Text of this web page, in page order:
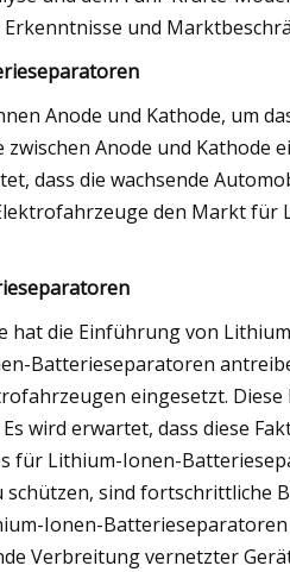
und
Anode und Kathode, um
zwischen Anode und
dass die wachsende
den Markt
hat die Einführung von
Batterieseparatoren
eingesetzt.
wird erwartet, dass diese
für Lithium-Ionen-
sind fortschrittliche
Ionen-
Verbreitung vernetzter